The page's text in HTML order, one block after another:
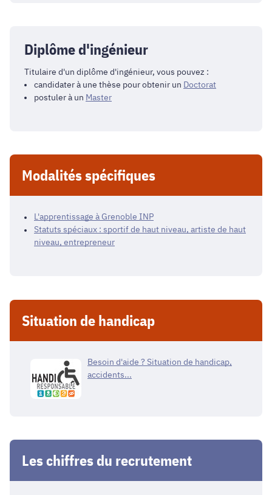
Diplôme d'ingénieur
Titulaire d'un diplôme d'ingénieur, vous pouvez :
candidater à une thèse pour obtenir un Doctorat
postuler à un Master
Modalités spécifiques
L'apprentissage à Grenoble INP
Statuts spéciaux : sportif de haut niveau, artiste de haut
niveau, entrepreneur
Situation de handicap
Besoin d'aide ? Situation de handicap,
accidents...
Les chiffres du recrutement